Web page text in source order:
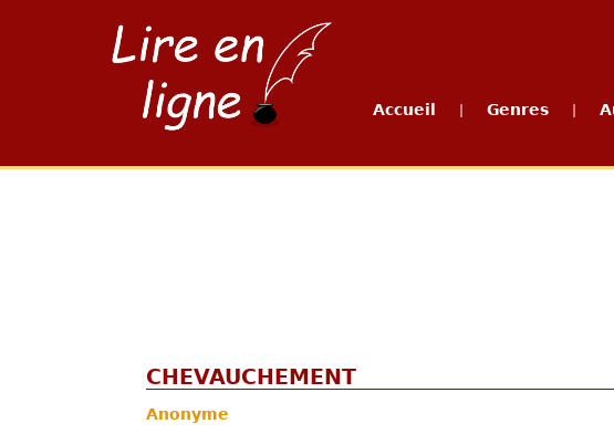
Accueil Genres
CHEVAUCHEMENT
Anonyme